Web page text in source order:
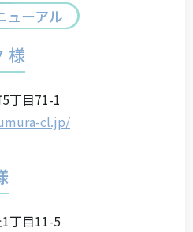
ューアル
様
丁目71-1
cl.jp/
丁目11-5